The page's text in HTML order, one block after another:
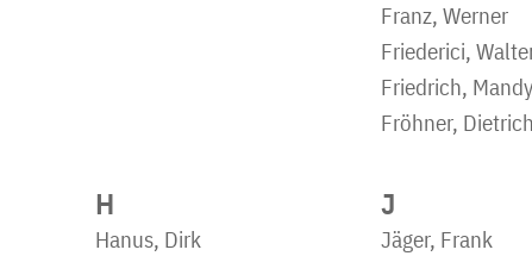
Franz, Werner
Friederici,
Friedrich,
Fröhner,
H
Hanus, Dirk
J
Jäger, Frank